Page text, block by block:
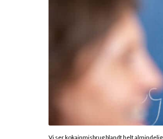
Vi ser kokainmisbrug blandt helt